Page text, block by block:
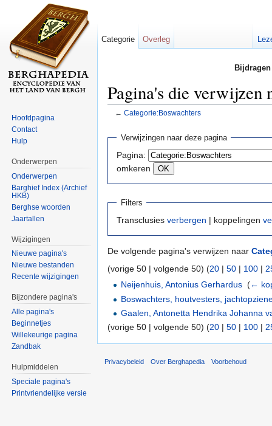
Pagina's die verwijzen
← Categorie:Boswachters
Verwijzingen naar deze pagina
Pagina:
omkeren
Filters
Transclusies verbergen | koppelingen
De volgende pagina's verwijzen naar
(vorige 50 | volgende 50) (20 | 50 | 100 |
Neijenhuis, Antonius Gerhardus ‎(←
Boswachters, houtvesters,
Gaalen, Antonetta Hendrika Johanna
(vorige 50 | volgende 50) (20 | 50 | 100 |
Categorie Overleg
Hoofdpagina
Contact
Hulp
Onderwerpen
Onderwerpen
Barghief Index (Archief
HKB)
Berghse woorden
Jaartallen
Wijzigingen
Nieuwe pagina's
Nieuwe bestanden
Recente wijzigingen
Bijzondere pagina's
Alle pagina's
Beginnetjes
Willekeurige pagina
Zandbak
Hulpmiddelen
Speciale pagina's
Printvriendelijke versie
Privacybeleid Over Berghapedia Voorbehoud